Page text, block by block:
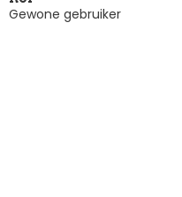
Gewone gebruiker